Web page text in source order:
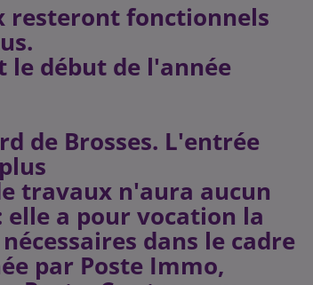
resteront fonctionnels
le début de l'année
de Brosses. L'entrée
travaux n'aura aucun
elle a pour vocation la
dans le cadre
par Poste Immo,